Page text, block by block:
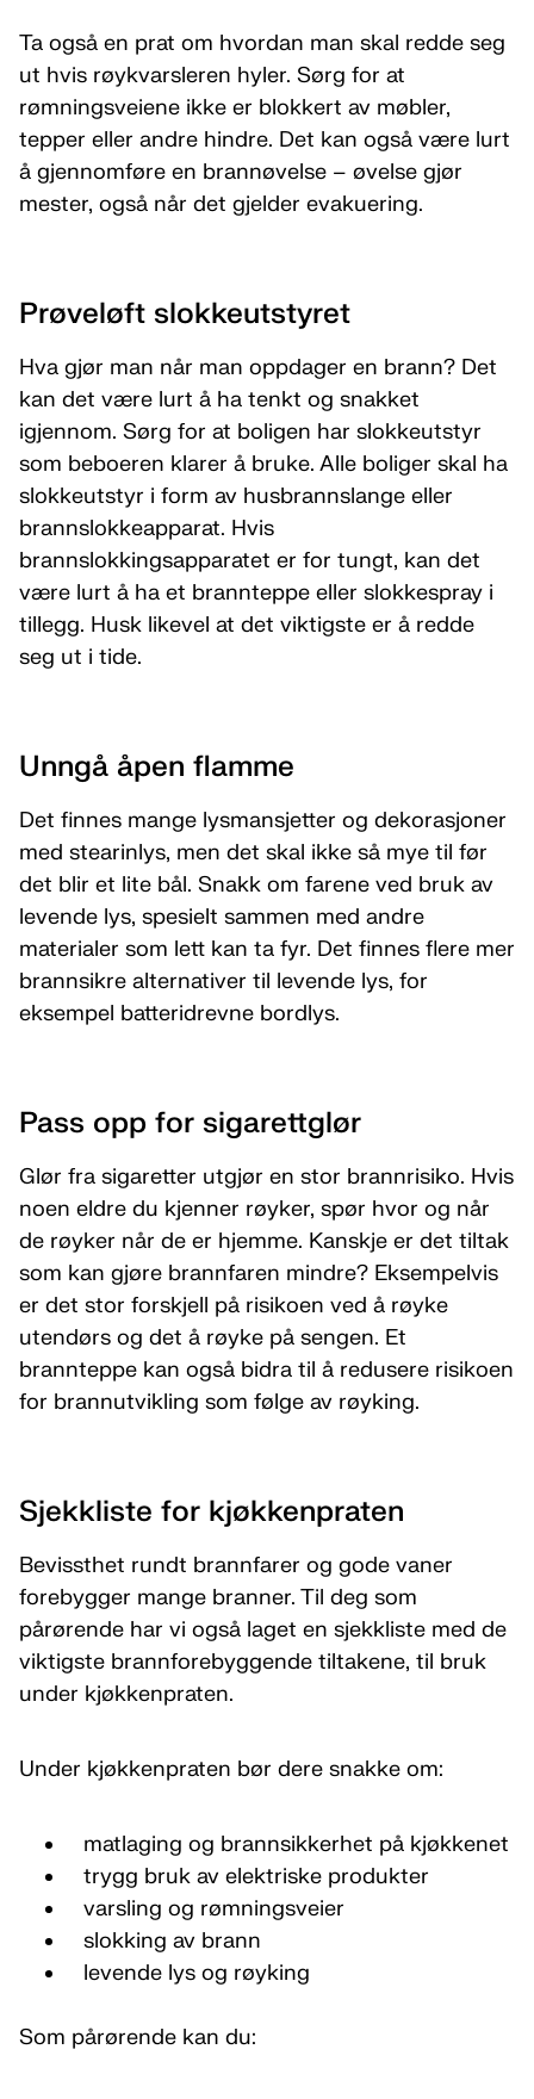
Ta også en prat om hvordan man skal redde seg
ut hvis røykvarsleren hyler. Sørg for at
rømningsveiene ikke er blokkert av møbler,
tepper eller andre hindre. Det kan også være lurt
å gjennomføre en brannøvelse – øvelse gjør
mester, også når det gjelder evakuering.
Prøveløft slokkeutstyret
Hva gjør man når man oppdager en brann? Det
kan det være lurt å ha tenkt og snakket
igjennom. Sørg for at boligen har slokkeutstyr
som beboeren klarer å bruke. Alle boliger skal ha
slokkeutstyr i form av husbrannslange eller
brannslokkeapparat. Hvis
brannslokkingsapparatet er for tungt, kan det
være lurt å ha et brannteppe eller slokkespray i
tillegg. Husk likevel at det viktigste er å redde
seg ut i tide.
Unngå åpen flamme
Det finnes mange lysmansjetter og dekorasjoner
med stearinlys, men det skal ikke så mye til før
det blir et lite bål. Snakk om farene ved bruk av
levende lys, spesielt sammen med andre
materialer som lett kan ta fyr. Det finnes flere mer
brannsikre alternativer til levende lys, for
eksempel batteridrevne bordlys.
Pass opp for sigarettglør
Glør fra sigaretter utgjør en stor brannrisiko. Hvis
noen eldre du kjenner røyker, spør hvor og når
de røyker når de er hjemme. Kanskje er det tiltak
som kan gjøre brannfaren mindre? Eksempelvis
er det stor forskjell på risikoen ved å røyke
utendørs og det å røyke på sengen. Et
brannteppe kan også bidra til å redusere risikoen
for brannutvikling som følge av røyking.
Sjekkliste for kjøkkenpraten
Bevissthet rundt brannfarer og gode vaner
forebygger mange branner. Til deg som
pårørende har vi også laget en sjekkliste med de
viktigste brannforebyggende tiltakene, til bruk
under kjøkkenpraten.
Under kjøkkenpraten bør dere snakke om:
matlaging og brannsikkerhet på kjøkkenet
trygg bruk av elektriske produkter
varsling og rømningsveier
slokking av brann
levende lys og røyking
Som pårørende kan du: